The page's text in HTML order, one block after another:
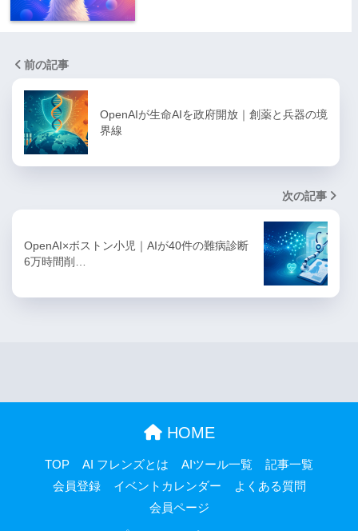
前の記事
OpenAIが生命AIを政府開放｜創薬と兵器の境
界線
次の記事
OpenAI×ボストン小児｜AIが40件の難病診断
6万時間削…
HOME
TOP AI フレンズとは AIツール一覧
記事一覧
会員登録
イベントカレンダー
よくある質問
会員ページ